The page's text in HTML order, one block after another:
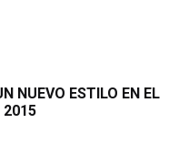
NUEVO ESTILO EN EL
2015